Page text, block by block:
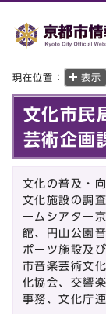
現在位置： 表示
文化市民
芸術企画
文化の普及・
文化施設の調
ームシアター
館、円山公園
ポーツ施設及
市音楽芸術文
化協会、交響
事務、文化庁